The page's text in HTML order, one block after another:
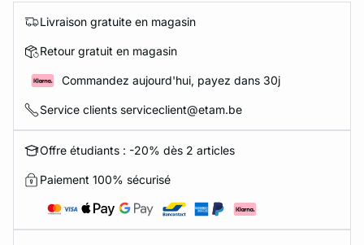
Livraison gratuite en magasin
Retour gratuit en magasin
Commandez aujourd'hui, payez dans 30j
Service clients serviceclient@etam.be
Offre étudiants : -20% dès 2 articles
Paiement 100% sécurisé